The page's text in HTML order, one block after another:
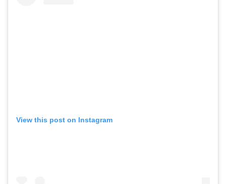
View this post on Instagram